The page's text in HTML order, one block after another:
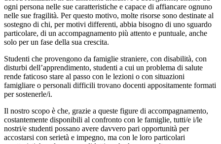
ogni persona nelle sue caratteristiche e capace di affiancare ognuno
nelle sue fragilità. Per questo motivo, molte risorse sono destinate al
sostegno di chi, per motivi differenti, abbia bisogno di uno sguardo
particolare, di un accompagnamento più attento e puntuale, anche
solo per un fase della sua crescita.
Studenti che provengono da famiglie straniere, con disabilità, con
disturbi dell’apprendimento, studenti a cui un problema di salute
rende faticoso stare al passo con le lezioni o con situazioni
famigliare o personali difficili trovano docenti appositamente formati
per sostenerle/i.
Il nostro scopo è che, grazie a queste figure di accompagnamento,
costantemente disponibili al confronto con le famiglie, tutti/e i/le
nostri/e studenti possano avere davvero pari opportunità per
accostarsi con serietà e impegno, ma con le loro particolari